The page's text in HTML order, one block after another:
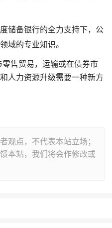
储备银行的全力支持下，公
域的专业知识。
售贸易，运输或在债券市
人力资源升级需要一种新方
观点，不代表本站立场；
本站，我们将会作修改或